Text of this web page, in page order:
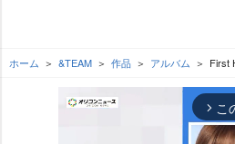
ホーム &TEAM 作品 アルバム First
arrow_forward_ios こ